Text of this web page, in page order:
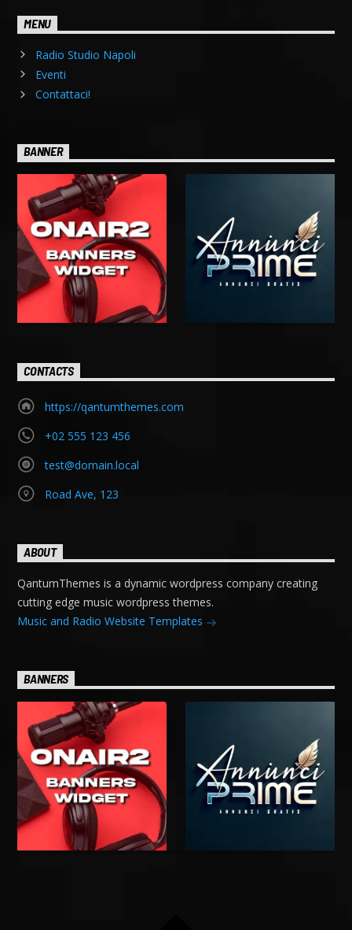
MENU
Radio Studio Napoli
Eventi
Contattaci!
BANNER
CONTACTS
https://qantumthemes.com
+02 555 123 456
test@domain.local
Road Ave, 123
ABOUT
QantumThemes is a dynamic wordpress company creating
cutting edge music wordpress themes.
Music and Radio Website Templates
BANNERS